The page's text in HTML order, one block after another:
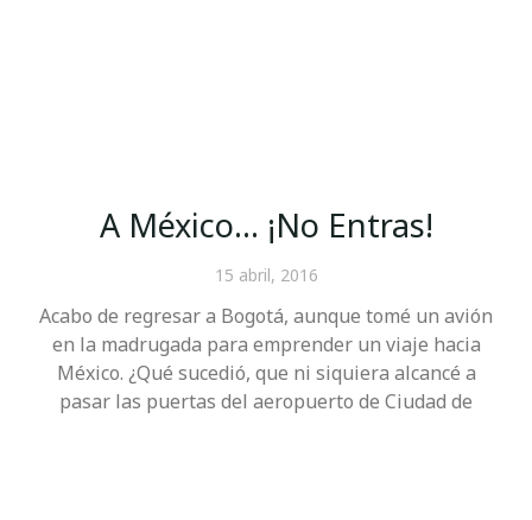
A México… ¡No Entras!
15 abril, 2016
Acabo de regresar a Bogotá, aunque tomé un avión
en la madrugada para emprender un viaje hacia
México. ¿Qué sucedió, que ni siquiera alcancé a
pasar las puertas del aeropuerto de Ciudad de